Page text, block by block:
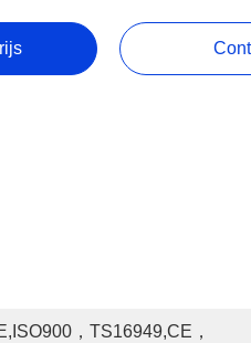
，TS16949,CE，